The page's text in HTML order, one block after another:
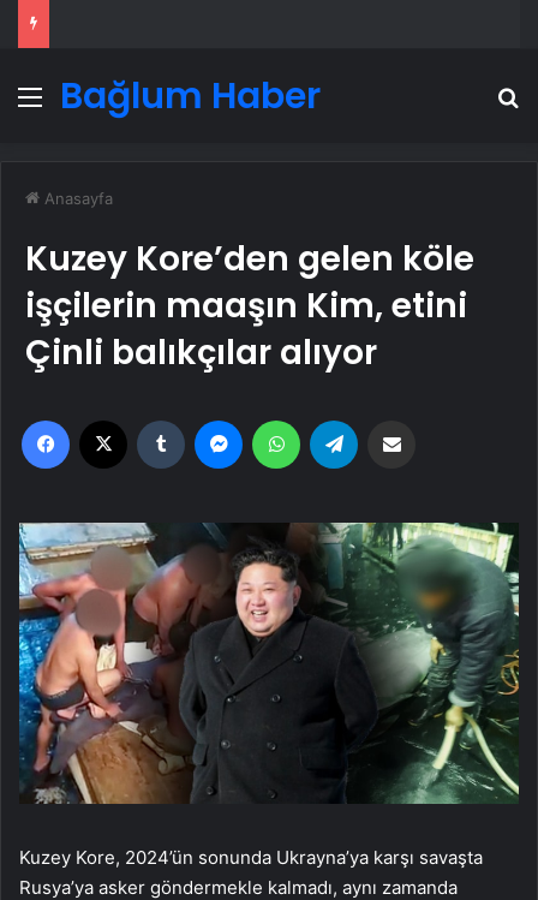
Menü
Bağlum Haber
Anasayfa
Kuzey Kore’den gelen köle
işçilerin maaşın Kim, etini
Çinli balıkçılar alıyor
Facebook Tumblr MessengerWhatsApp
Kuzey Kore, 2024’ün sonunda Ukrayna’ya karşı savaşta
Rusya’ya asker göndermekle kalmadı, aynı zamanda